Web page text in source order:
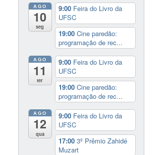
AGO
10
seg
9:00 Feira do Livro da
UFSC
19:00 Cine paredão:
programação de rec...
AGO
11
ter
9:00 Feira do Livro da
UFSC
19:00 Cine paredão:
programação de rec...
AGO
12
qua
9:00 Feira do Livro da
UFSC
17:00 3º Prêmio Zahidé
Muzart